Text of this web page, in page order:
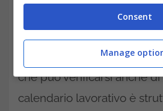
godere della giornata di
In gergo è conosciuta
soppressa’ o ‘festività non
che può verificarsi anche di
calendario lavorativo è
Consent
Manage